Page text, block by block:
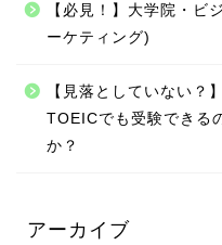
【必見！】大学院・ビ
ーケティング)
【見落としていない？
TOEICでも受験できる
か？
アーカイブ